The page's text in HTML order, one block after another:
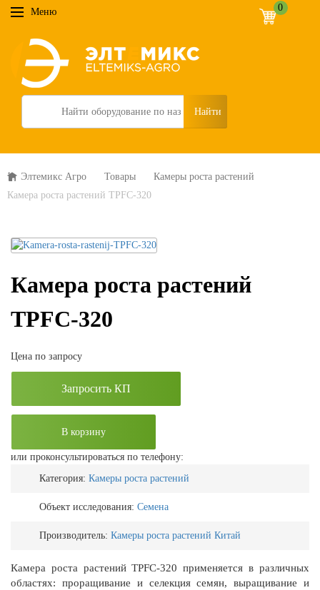
Меню 0
Search
Элтемикс Агро Товары
Камеры роста растений
Камера роста растений TPFC-320
Камера роста растений
TPFC-320
Цена по запросу
Запросить КП
В корзину
или проконсультироваться по телефону:
Категория: Камеры роста растений
Объект исследования: Семена
Производитель: Камеры роста растений Китай
Камера роста растений TPFC-320 применяется в различных
областях: проращивание и селекция семян, выращивание и